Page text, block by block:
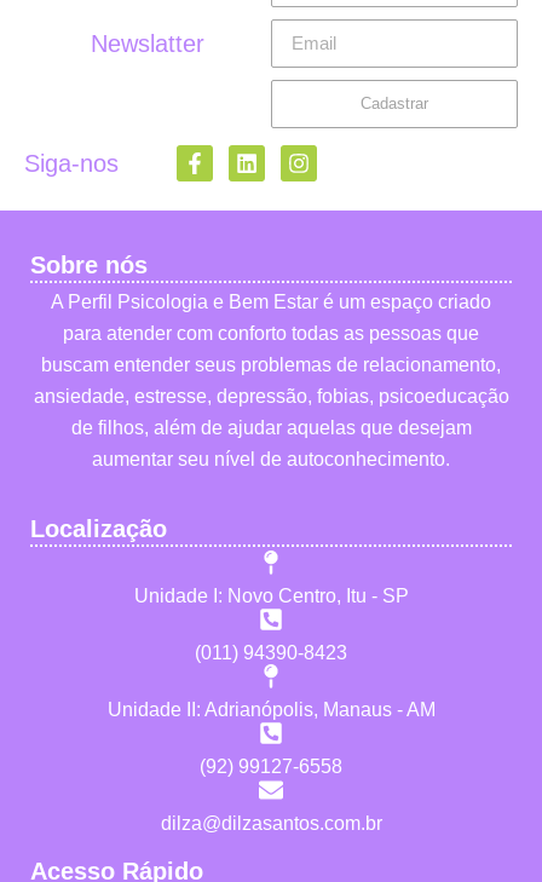
Newslatter
Cadastrar
Siga-nos
Sobre nós
A Perfil Psicologia e Bem Estar é um espaço criado
para atender com conforto todas as pessoas que
buscam entender seus problemas de relacionamento,
ansiedade, estresse, depressão, fobias, psicoeducação
de filhos, além de ajudar aquelas que desejam
aumentar seu nível de autoconhecimento.
Localização
Unidade I: Novo Centro, Itu - SP
(011) 94390-8423
Unidade II: Adrianópolis, Manaus - AM
(92) 99127-6558
dilza@dilzasantos.com.br
Acesso Rápido